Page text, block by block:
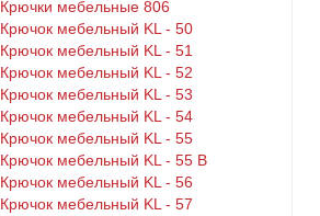
Крючки мебельные 806
Крючок мебельный KL - 50
Крючок мебельный KL - 51
Крючок мебельный KL - 52
Крючок мебельный KL - 53
Крючок мебельный KL - 54
Крючок мебельный KL - 55
Крючок мебельный KL - 55 B
Крючок мебельный KL - 56
Крючок мебельный KL - 57